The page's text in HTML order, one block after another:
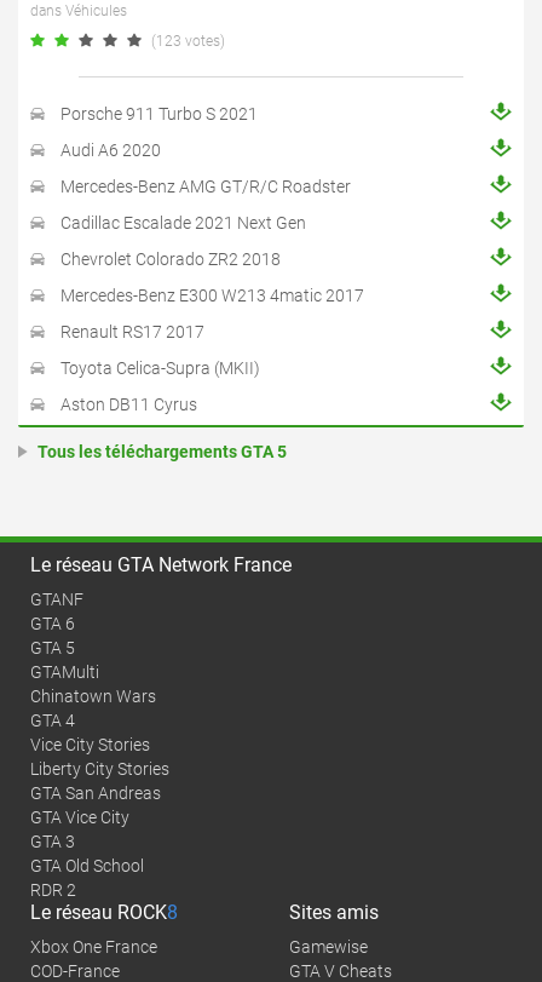
dans Véhicules
(123 votes)
Porsche 911 Turbo S 2021
Audi A6 2020
Mercedes-Benz AMG GT/R/C Roadster
Cadillac Escalade 2021 Next Gen
Chevrolet Colorado ZR2 2018
Mercedes-Benz E300 W213 4matic 2017
Renault RS17 2017
Toyota Celica-Supra (MKII)
Aston DB11 Cyrus
Tous les téléchargements GTA 5
Le réseau GTA Network France
GTANF
GTA 6
GTA 5
GTAMulti
Chinatown Wars
GTA 4
Vice City Stories
Liberty City Stories
GTA San Andreas
GTA Vice City
GTA 3
GTA Old School
RDR 2
Le réseau ROCK8
Xbox One France
COD-France
Sites amis
Gamewise
GTA V Cheats